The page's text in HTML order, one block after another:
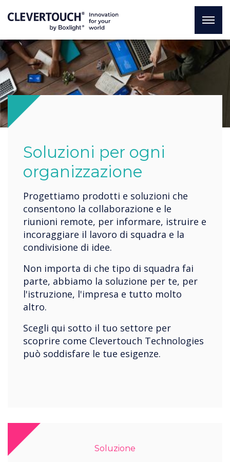
Soluzioni per ogni
organizzazione
Progettiamo prodotti e soluzioni che
consentono la collaborazione e le
riunioni remote, per informare, istruire e
incoraggiare il lavoro di squadra e la
condivisione di idee.
Non importa di che tipo di squadra fai
parte, abbiamo la soluzione per te, per
l'istruzione, l'impresa e tutto molto
altro.
Scegli qui sotto il tuo settore per
scoprire come Clevertouch Technologies
può soddisfare le tue esigenze.
Soluzione